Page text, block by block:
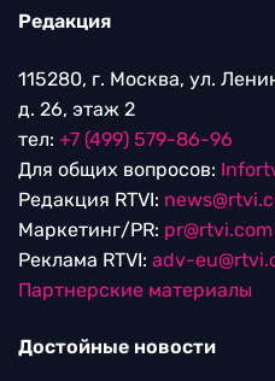
Редакция
115280, г. Москва, ул.
д. 26, этаж 2
тел: +7 (499) 579-86-96
Для общих вопросов:
Редакция RTVI:
Маркетинг/PR: pr@rtvi.com
Реклама RTVI: adv-
Партнерские материалы
Достойные новости